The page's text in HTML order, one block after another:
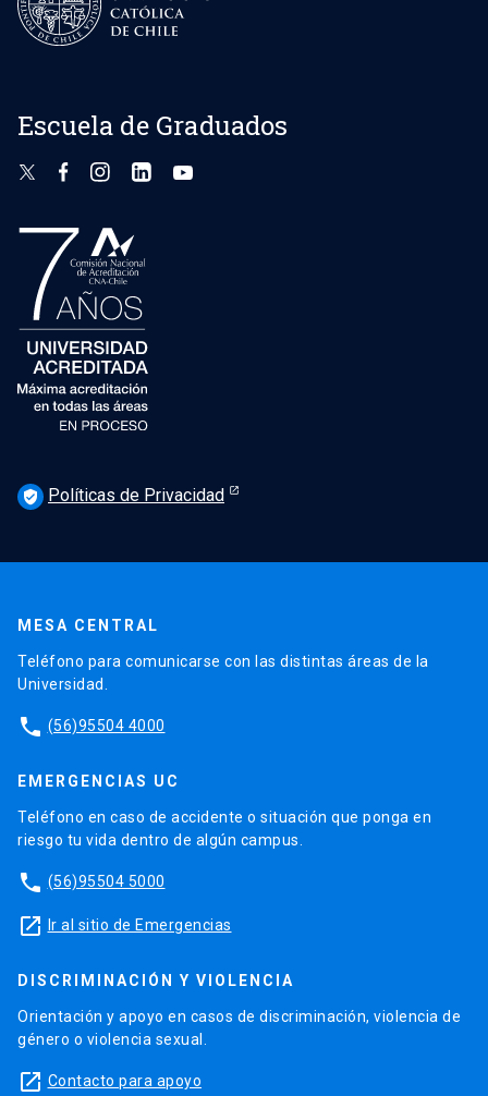
Escuela de Graduados
verified_user Políticas de Privacidad
MESA CENTRAL
Teléfono para comunicarse con las distintas áreas de la
Universidad.
phone (56)95504 4000
EMERGENCIAS UC
Teléfono en caso de accidente o situación que ponga en
riesgo tu vida dentro de algún campus.
phone (56)95504 5000
launch Ir al sitio de Emergencias
DISCRIMINACIÓN Y VIOLENCIA
Orientación y apoyo en casos de discriminación, violencia de
género o violencia sexual.
launch Contacto para apoyo